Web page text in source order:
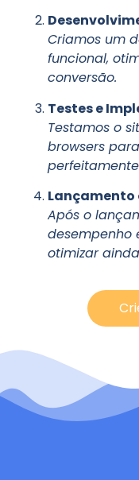
Criamos um
funcional,
conversão.
Testes e
Testamos o
browsers
Após o
desempenho
otimizar